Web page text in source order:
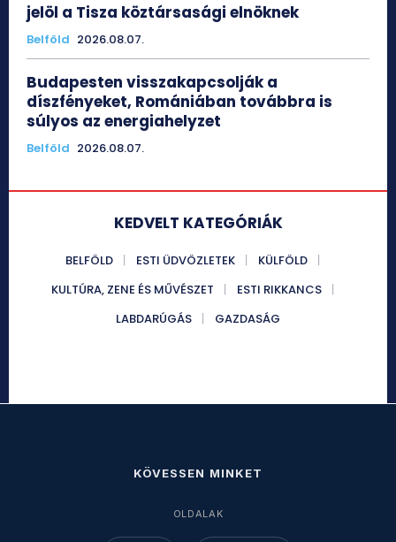
jelöl a Tisza köztársasági elnöknek
Belföld 2026.08.07.
Budapesten visszakapcsolják a
díszfényeket, Romániában továbbra is
súlyos az energiahelyzet
Belföld 2026.08.07.
KEDVELT KATEGÓRIÁK
BELFÖLD ESTI ÜDVÖZLETEK
KÜLFÖLD
KULTÚRA, ZENE ÉS MŰVÉSZET
ESTI RIKKANCS
LABDARÚGÁS
GAZDASÁG
KÖVESSEN MINKET
OLDALAK